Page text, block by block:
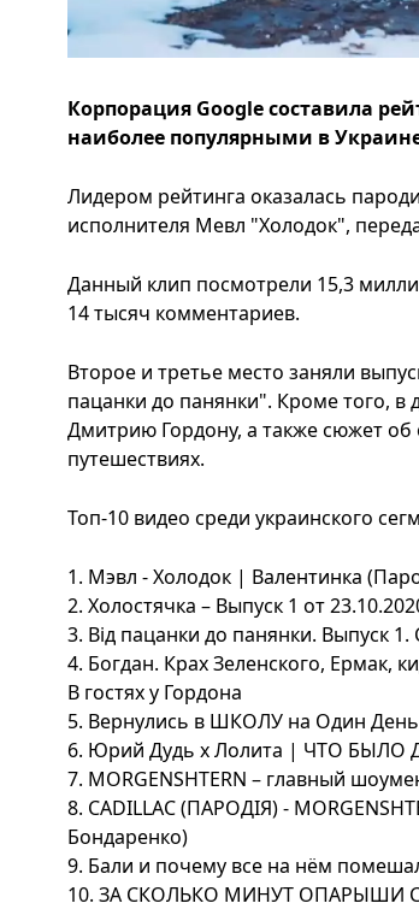
Корпорация Google составила
наиболее популярными в
Лидером рейтинга оказалась
исполнителя Мевл "Холодок",
Данный клип посмотрели 15,3
14 тысяч комментариев.
Второе и третье место заняли
пацанки до панянки". Кроме того, в
Дмитрию Гордону, а также сюжет об
путешествиях.
Топ-10 видео среди украинского
1. Мэвл - Холодок | Валентинка
2. Холостячка – Выпуск 1 от
3. Від пацанки до панянки. Выпуск 1.
4. Богдан. Крах Зеленского, Ермак,
В гостях у Гордона
5. Вернулись в ШКОЛУ на Один
6. Юрий Дудь х Лолита | ЧТО БЫЛО
7. MORGENSHTERN – главный
8. CADILLAC (ПАРОДІЯ) -
Бондаренко)
9. Бали и почему все на нём
10. ЗА СКОЛЬКО МИНУТ ОПАРЫШИ